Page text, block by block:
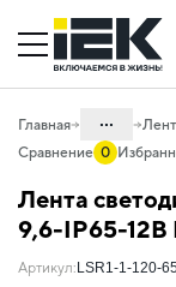
Главная ...
10.
10.01
Сравнение 0
Лента
9,6-IP65-12В
Артикул: LSR1-1-120-